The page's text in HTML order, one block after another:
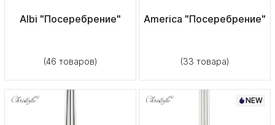
Albi "Посеребрение"
(46 товаров)
America "Посеребрение"
(33 товара)
NEW